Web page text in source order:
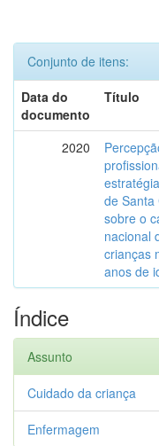
Conjunto de itens:
Data do
documento
Título
2020
de Santa
sobre o
nacional
crianças
anos de
Índice
Assunto
Cuidado da criança
Enfermagem